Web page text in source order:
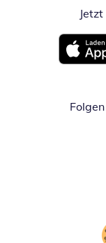
Öffnet in